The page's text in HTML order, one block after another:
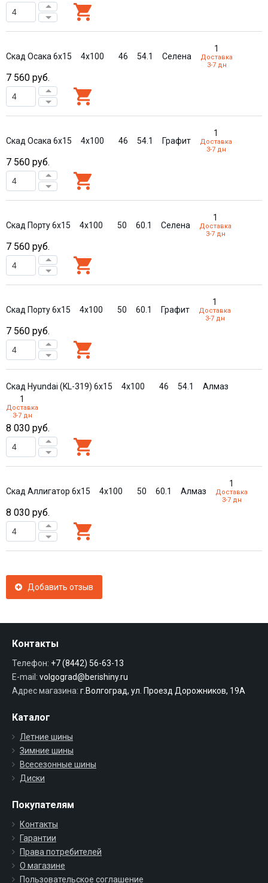
Скад Осака 6x15 4x100 46 54.1 Селена
1
Доставка
3-7 дн
7 560 руб.
Скад Осака 6x15 4x100 46 54.1 Графит
1
Доставка
3-7 дн
7 560 руб.
Скад Порту 6x15 4x100 50 60.1 Селена
1
Доставка
3-7 дн
7 560 руб.
Скад Порту 6x15 4x100 50 60.1 Графит
1
Доставка
3-7 дн
7 560 руб.
Скад Hyundai (KL-319) 6x15 4x100 46 54.1
Алмаз
1
Доставка
3-7 дн
8 030 руб.
Скад Аллигатор 6x15 4x100 50 60.1 Алмаз
1
Доставка
3-7 дн
8 030 руб.
Добавить отзыв
Контакты
Телефон: +7 (8442) 56-63-13
E-mail: volgograd@berishiny.ru
Адрес магазина: г.Волгоград, ул. Проезд Дорожников, 19А
Каталог
Летние шины
Зимние шины
Всесезонные шины
Диски
Покупателям
Контакты
Гарантии
Права потребителей
О магазине
Пользовательское соглашение